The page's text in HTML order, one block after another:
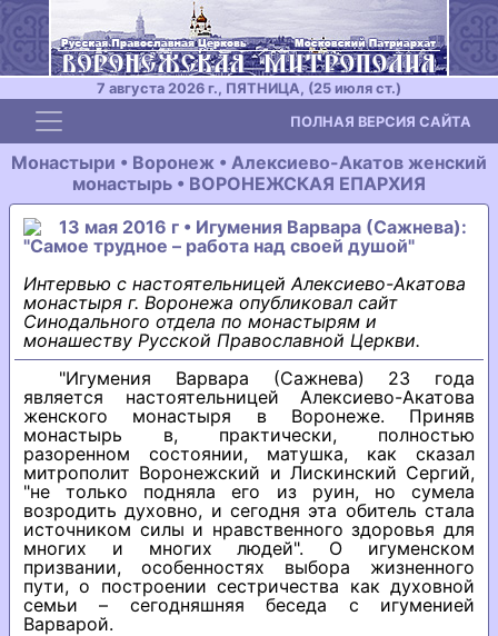
7 августа 2026 г., ПЯТНИЦА, (25 июля ст.)
Toggle navigation ПОЛНАЯ ВЕРСИЯ САЙТА
Монастыри • Воронеж • Алексиево-Акатов женский
монастырь • ВОРОНЕЖСКАЯ ЕПАРХИЯ
13 мая 2016 г • Игумения Варвара (Сажнева):
"Самое трудное – работа над своей душой"
Интервью с настоятельницей Алексиево-Акатова
монастыря г. Воронежа опубликовал сайт
Синодального отдела по монастырям и
монашеству Русской Православной Церкви.
"Игумения Варвара (Сажнева) 23 года
является настоятельницей Алексиево-Акатова
женского монастыря в Воронеже. Приняв
монастырь в, практически, полностью
разоренном состоянии, матушка, как сказал
митрополит Воронежский и Лискинский Сергий,
"не только подняла его из руин, но сумела
возродить духовно, и сегодня эта обитель стала
источником силы и нравственного здоровья для
многих и многих людей". О игуменском
призвании, особенностях выбора жизненного
пути, о построении сестричества как духовной
семьи – сегодняшняя беседа с игуменией
Варварой.